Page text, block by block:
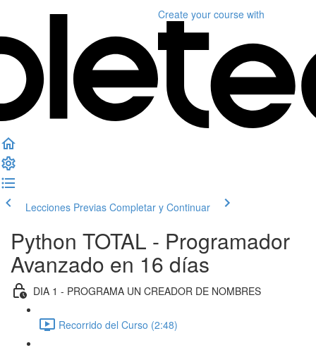
Create your course with
Lecciones Previas Completar y Continuar
Python TOTAL - Programador
Avanzado en 16 días
DIA 1 - PROGRAMA UN CREADOR DE NOMBRES
Recorrido del Curso (2:48)